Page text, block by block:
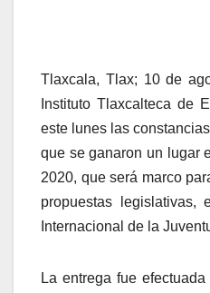
Tlaxcala, Tlax; 10 de
Instituto Tlaxcalteca de
este lunes las
que se ganaron un lugar
2020, que será marco
propuestas legislativas,
Internacional de la
La entrega fue